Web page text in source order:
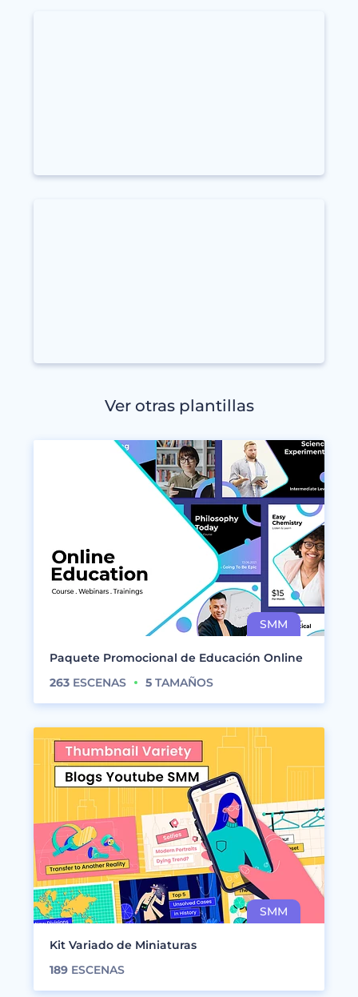
Ver otras plantillas
Paquete Promocional de Educación Online
263 ESCENAS 5 TAMAÑOS
Kit Variado de Miniaturas
189 ESCENAS